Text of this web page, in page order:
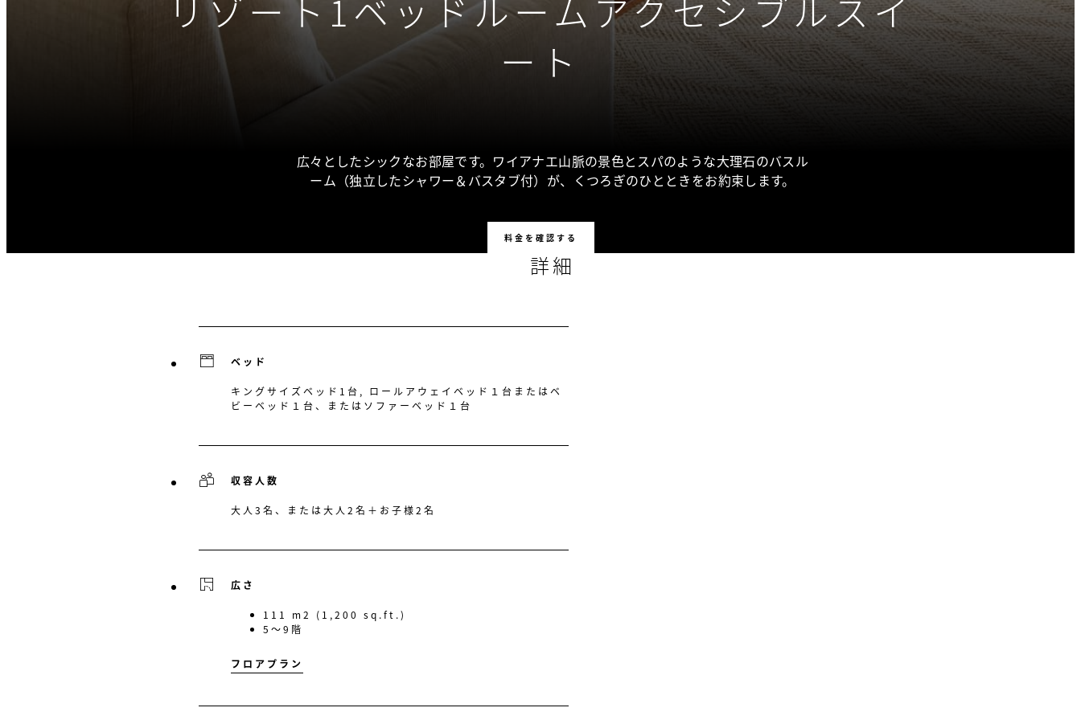
リゾート1ベッドルームアクセシブルスイ
ート
広々としたシックなお部屋です。ワイアナエ山脈の景色とスパのような大理石のバスル
ーム（独立したシャワー＆バスタブ付）が、くつろぎのひとときをお約束します。
料金を確認する
詳細
ベッド
キングサイズベッド1台, ロールアウェイベッド１台またはベ
ビーベッド１台、またはソファーベッド１台
収容人数
大人3名、または大人2名＋お子様2名
広さ
111 m2 (1,200 sq.ft.)
5〜9階
フロアプラン